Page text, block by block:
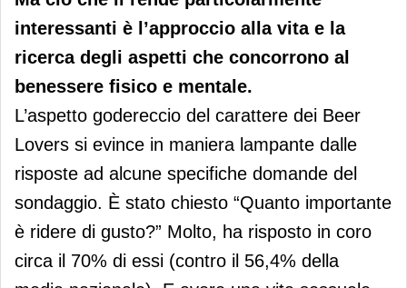
interessanti è l’approccio alla vita e la
ricerca degli aspetti che concorrono al
benessere fisico e mentale.
L’aspetto godereccio del carattere dei Beer
Lovers si evince in maniera lampante dalle
risposte ad alcune specifiche domande del
sondaggio. È stato chiesto “Quanto importante
è ridere di gusto?” Molto, ha risposto in coro
circa il 70% di essi (contro il 56,4% della